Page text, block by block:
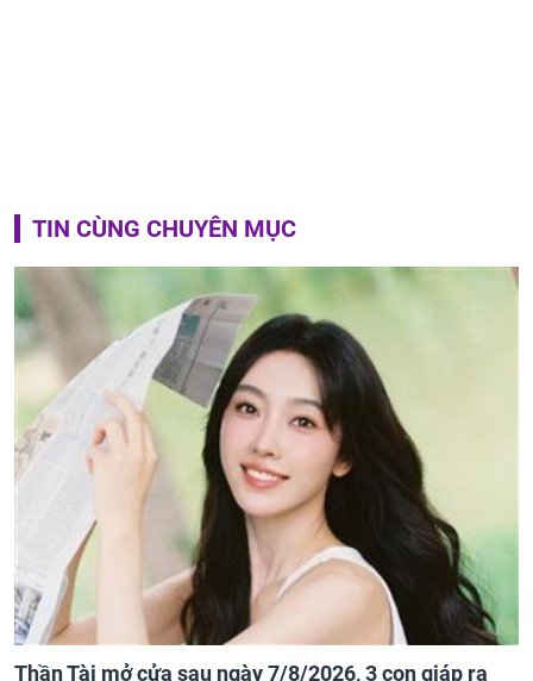
TIN CÙNG CHUYÊN MỤC
Thần Tài mở cửa sau ngày 7/8/2026, 3 con giáp ra